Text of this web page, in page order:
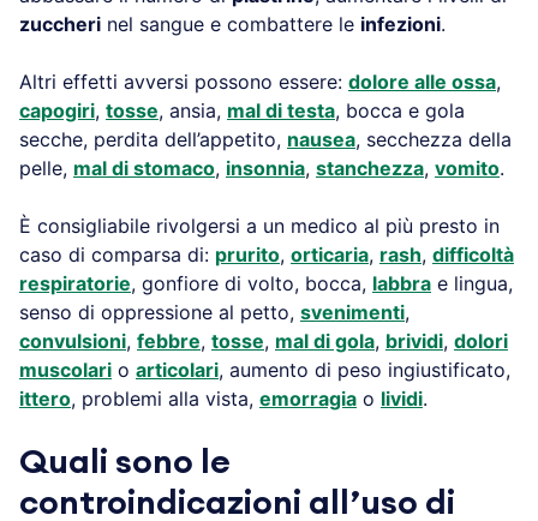
zuccheri nel sangue e combattere le infezioni.
Altri effetti avversi possono essere: dolore alle ossa,
capogiri, tosse, ansia, mal di testa, bocca e gola
secche, perdita dell’appetito, nausea, secchezza della
pelle, mal di stomaco, insonnia, stanchezza, vomito.
È consigliabile rivolgersi a un medico al più presto in
caso di comparsa di: prurito, orticaria, rash, difficoltà
respiratorie, gonfiore di volto, bocca, labbra e lingua,
senso di oppressione al petto, svenimenti,
convulsioni, febbre, tosse, mal di gola, brividi, dolori
muscolari o articolari, aumento di peso ingiustificato,
ittero, problemi alla vista, emorragia o lividi.
Quali sono le
controindicazioni all’uso di